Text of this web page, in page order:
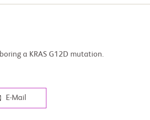
a KRAS G12D mutation.
E-Mail